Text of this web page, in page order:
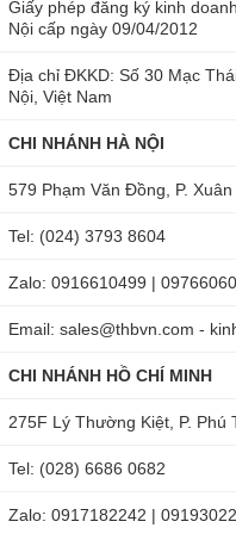
Giấy phép đăng ký kinh
Nội cấp ngày 09/04/2012
Địa chỉ ĐKKD: Số 30 Mạc
Nội, Việt Nam
CHI NHÁNH HÀ NỘI
579 Phạm Văn Đồng, P.
Tel: (024) 3793 8604
Zalo: 0916610499 |
Email: sales@thbvn.com -
CHI NHÁNH HỒ CHÍ MINH
275F Lý Thường Kiệt, P. Phú
Tel: (028) 6686 0682
Zalo: 0917182242 |